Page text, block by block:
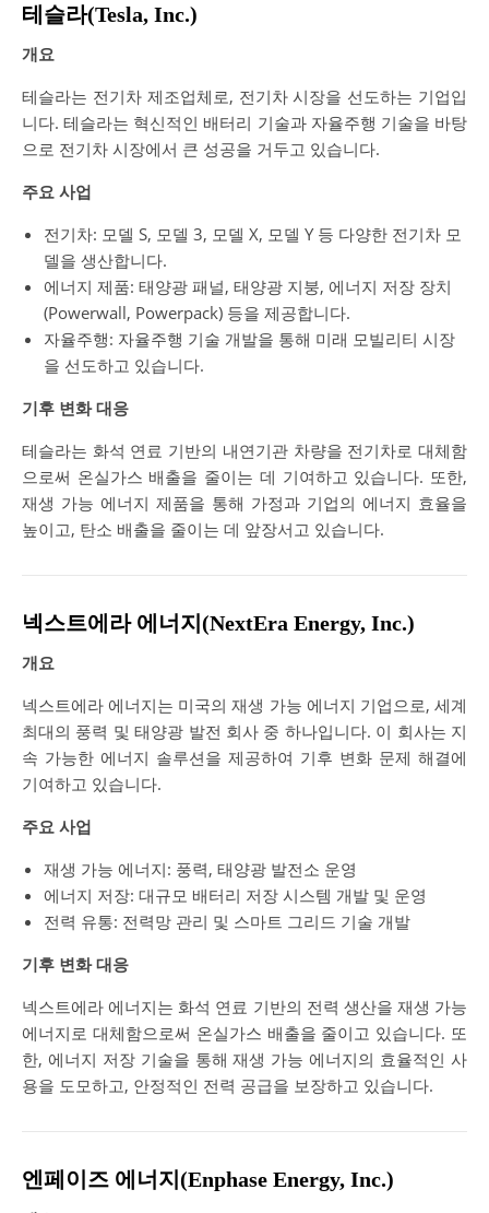
테슬라(Tesla, Inc.)
개요
테슬라는 전기차 제조업체로, 전기차 시장을 선도하는 기업입
니다. 테슬라는 혁신적인 배터리 기술과 자율주행 기술을 바탕
으로 전기차 시장에서 큰 성공을 거두고 있습니다.
주요 사업
전기차: 모델 S, 모델 3, 모델 X, 모델 Y 등 다양한 전기차 모
델을 생산합니다.
에너지 제품: 태양광 패널, 태양광 지붕, 에너지 저장 장치
(Powerwall, Powerpack) 등을 제공합니다.
자율주행: 자율주행 기술 개발을 통해 미래 모빌리티 시장
을 선도하고 있습니다.
기후 변화 대응
테슬라는 화석 연료 기반의 내연기관 차량을 전기차로 대체함
으로써 온실가스 배출을 줄이는 데 기여하고 있습니다. 또한,
재생 가능 에너지 제품을 통해 가정과 기업의 에너지 효율을
높이고, 탄소 배출을 줄이는 데 앞장서고 있습니다.
넥스트에라 에너지(NextEra Energy, Inc.)
개요
넥스트에라 에너지는 미국의 재생 가능 에너지 기업으로, 세계
최대의 풍력 및 태양광 발전 회사 중 하나입니다. 이 회사는 지
속 가능한 에너지 솔루션을 제공하여 기후 변화 문제 해결에
기여하고 있습니다.
주요 사업
재생 가능 에너지: 풍력, 태양광 발전소 운영
에너지 저장: 대규모 배터리 저장 시스템 개발 및 운영
전력 유통: 전력망 관리 및 스마트 그리드 기술 개발
기후 변화 대응
넥스트에라 에너지는 화석 연료 기반의 전력 생산을 재생 가능
에너지로 대체함으로써 온실가스 배출을 줄이고 있습니다. 또
한, 에너지 저장 기술을 통해 재생 가능 에너지의 효율적인 사
용을 도모하고, 안정적인 전력 공급을 보장하고 있습니다.
엔페이즈 에너지(Enphase Energy, Inc.)